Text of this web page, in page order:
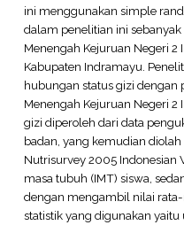
ini menggunakan simple
dalam penelitian ini sebanyak
Menengah Kejuruan Negeri 2
Kabupaten Indramayu.
hubungan status gizi dengan
Menengah Kejuruan Negeri
gizi diperoleh dari data
badan, yang kemudian
Nutrisurvey 2005 Indonesian
masa tubuh (IMT) siswa,
dengan mengambil nilai rata-
statistik yang digunakan yaitu